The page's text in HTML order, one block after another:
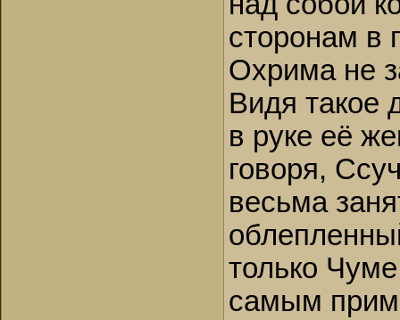
сторонам в
Охрима не
Видя такое
в руке её
говоря,
весьма
только
самым